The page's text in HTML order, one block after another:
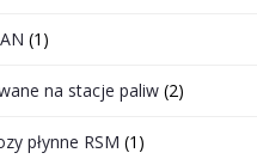
(1)
na stacje paliw (2)
płynne RSM (1)